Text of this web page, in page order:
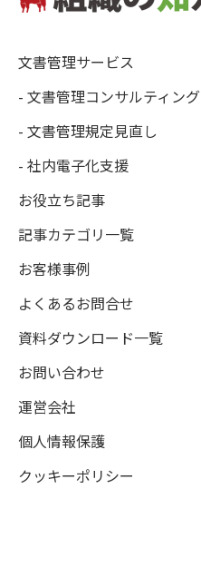
文書管理サービス
- 文書管理コンサルティング
- 文書管理規定見直し
- 社内電子化支援
お役立ち記事
記事カテゴリ一覧
お客様事例
よくあるお問合せ
資料ダウンロード一覧
お問い合わせ
運営会社
個人情報保護
クッキーポリシー